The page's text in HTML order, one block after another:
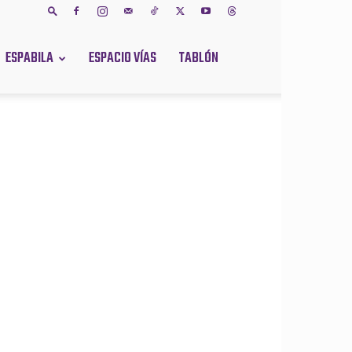
ESPABILA ESPACIO VÍAS TABLÓN